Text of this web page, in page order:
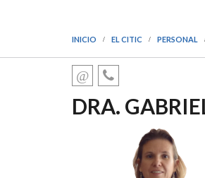
INICIO EL CITIC PERSONAL
DRA.